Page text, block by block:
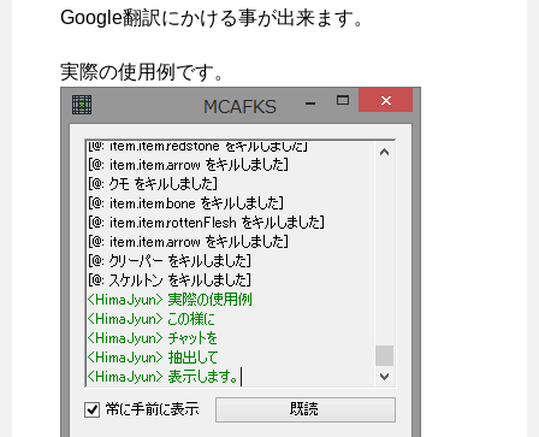
Google翻訳にかける事が出来ます。
実際の使用例です。